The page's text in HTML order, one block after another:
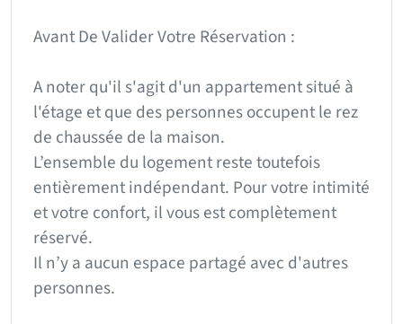
Avant De Valider Votre Réservation :
A noter qu'il s'agit d'un appartement situé à
l'étage et que des personnes occupent le rez
de chaussée de la maison.
L’ensemble du logement reste toutefois
entièrement indépendant. Pour votre intimité
et votre confort, il vous est complètement
réservé.
Il n’y a aucun espace partagé avec d'autres
personnes.